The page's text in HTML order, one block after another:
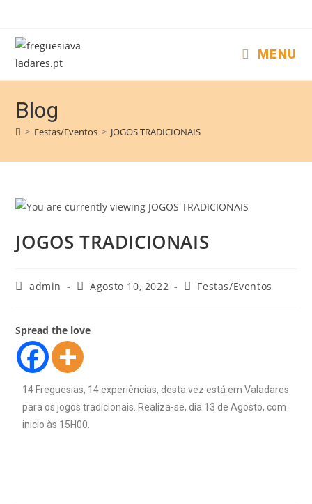
MENU
Blog
> Festas/Eventos > JOGOS TRADICIONAIS
JOGOS TRADICIONAIS
admin Agosto 10, 2022 Festas/Eventos
Spread the love
14 Freguesias, 14 experiências, desta vez está em Valadares
para os jogos tradicionais. Realiza-se, dia 13 de Agosto, com
inicio às 15H00.